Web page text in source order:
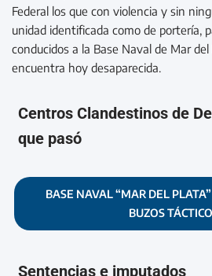
Federal los que con violencia y sin
unidad identificada como de portería,
conducidos a la Base Naval de Mar
encuentra hoy desaparecida.
Centros Clandestinos de
que pasó
BASE NAVAL “MAR DEL
BUZOS
Sentencias e imputados